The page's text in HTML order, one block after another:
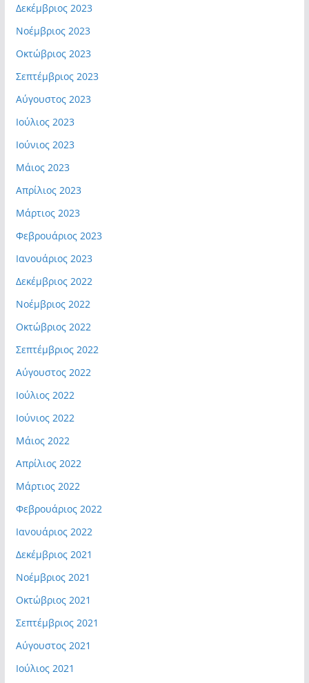
Δεκέμβριος 2023
Νοέμβριος 2023
Οκτώβριος 2023
Σεπτέμβριος 2023
Αύγουστος 2023
Ιούλιος 2023
Ιούνιος 2023
Μάιος 2023
Απρίλιος 2023
Μάρτιος 2023
Φεβρουάριος 2023
Ιανουάριος 2023
Δεκέμβριος 2022
Νοέμβριος 2022
Οκτώβριος 2022
Σεπτέμβριος 2022
Αύγουστος 2022
Ιούλιος 2022
Ιούνιος 2022
Μάιος 2022
Απρίλιος 2022
Μάρτιος 2022
Φεβρουάριος 2022
Ιανουάριος 2022
Δεκέμβριος 2021
Νοέμβριος 2021
Οκτώβριος 2021
Σεπτέμβριος 2021
Αύγουστος 2021
Ιούλιος 2021